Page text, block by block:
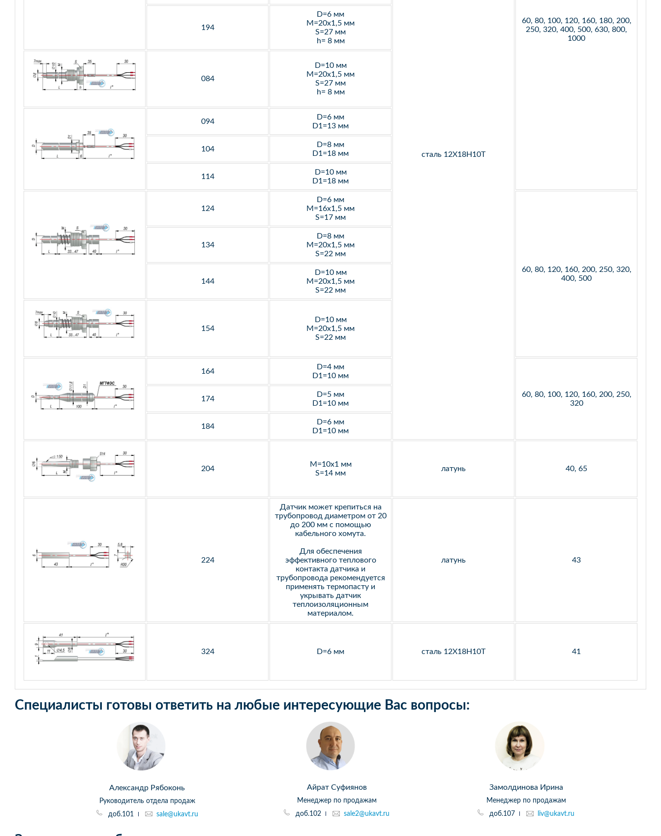
сталь 12Х18Н10Т
60, 80, 100, 120, 160, 180, 200,
250, 320, 400, 500, 630, 800,
1000
194
D=6 мм
M=20х1,5 мм
S=27 мм
h= 8 мм
084
D=10 мм
M=20х1,5 мм
S=27 мм
h= 8 мм
094
D=6 мм
D1=13 мм
104
D=8 мм
D1=18 мм
114
D=10 мм
D1=18 мм
124
D=6 мм
M=16х1,5 мм
S=17 мм
60, 80, 120, 160, 200, 250, 320,
400, 500
134
D=8 мм
M=20х1,5 мм
S=22 мм
144
D=10 мм
M=20х1,5 мм
S=22 мм
154
D=10 мм
M=20х1,5 мм
S=22 мм
164
D=4 мм
D1=10 мм
60, 80, 100, 120, 160, 200, 250,
320
174
D=5 мм
D1=10 мм
184
D=6 мм
D1=10 мм
204
M=10х1 мм
S=14 мм
латунь 40, 65
224
Датчик может крепиться на
трубопровод диаметром от 20
до 200 мм с помощью
кабельного хомута.
Для обеспечения
эффективного теплового
контакта датчика и
трубопровода рекомендуется
применять термопасту и
укрывать датчик
теплоизоляционным
материалом.
латунь 43
324 D=6 мм сталь 12Х18Н10Т 41
Специалисты готовы ответить на любые интересующие Вас вопросы:
Александр Рябоконь
Руководитель отдела продаж
доб.101
sale@ukavt.ru
Айрат Суфиянов
Менеджер по продажам
доб.102
sale2@ukavt.ru
Замолдинова Ирина
Менеджер по продажам
доб.107
liv@ukavt.ru